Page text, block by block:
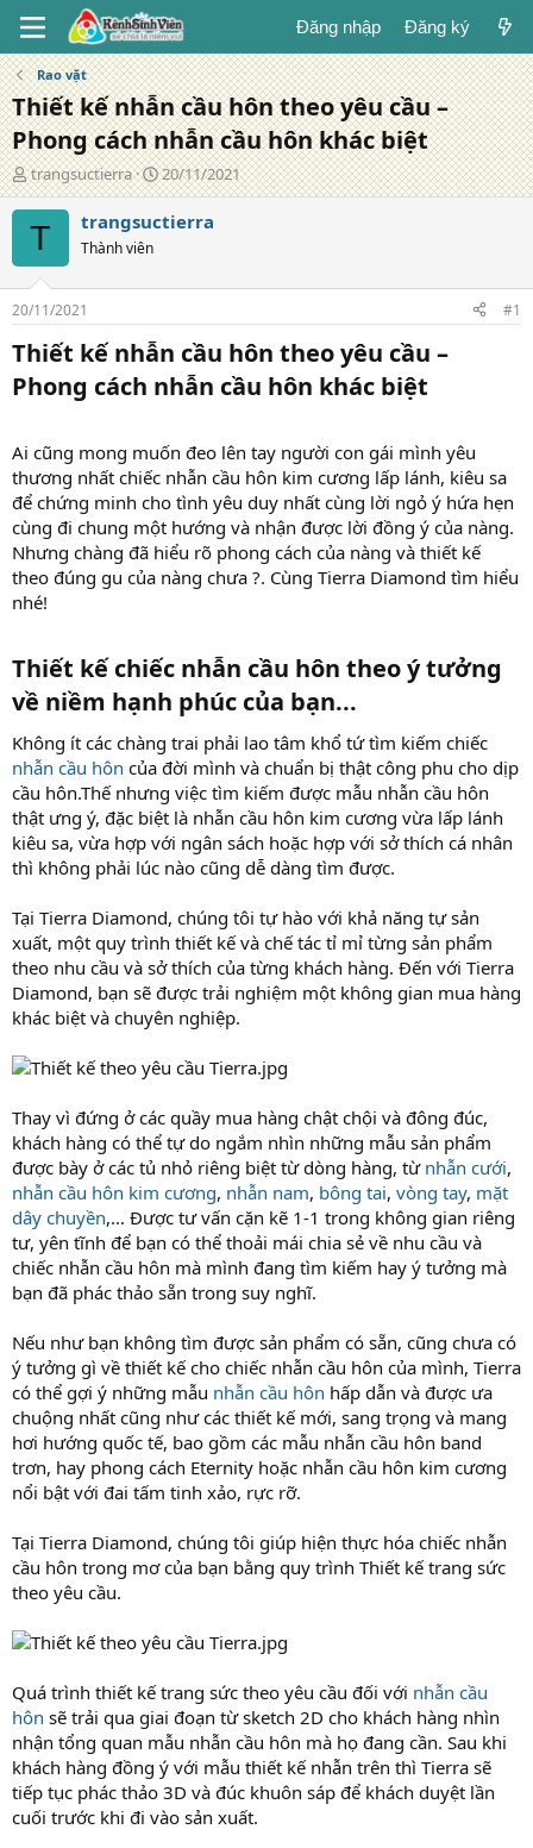
Đăng nhập Đăng ký
Rao vặt
Thiết kế nhẫn cầu hôn theo yêu cầu –
Phong cách nhẫn cầu hôn khác biệt
T
á
c
g
ả
trangsuctierra
N
g
à
g
20/11/2021
T trangsuctierra
Thành viên
20/11/2021 #1
Thiết kế nhẫn cầu hôn theo yêu cầu –
Phong cách nhẫn cầu hôn khác biệt​
Ai cũng mong muốn đeo lên tay người con gái mình yêu
thương nhất chiếc nhẫn cầu hôn kim cương lấp lánh, kiêu sa
để chứng minh cho tình yêu duy nhất cùng lời ngỏ ý hứa hẹn
cùng đi chung một hướng và nhận được lời đồng ý của nàng.
Nhưng chàng đã hiểu rõ phong cách của nàng và thiết kế
theo đúng gu của nàng chưa ?. Cùng Tierra Diamond tìm hiểu
nhé!
Thiết kế chiếc nhẫn cầu hôn theo ý tưởng
về niềm hạnh phúc của bạn...​
Không ít các chàng trai phải lao tâm khổ tứ tìm kiếm chiếc
nhẫn cầu hôn của đời mình và chuẩn bị thật công phu cho dịp
cầu hôn.Thế nhưng việc tìm kiếm được mẫu nhẫn cầu hôn
thật ưng ý, đặc biệt là nhẫn cầu hôn kim cương vừa lấp lánh
kiêu sa, vừa hợp với ngân sách hoặc hợp với sở thích cá nhân
thì không phải lúc nào cũng dễ dàng tìm được.
Tại Tierra Diamond, chúng tôi tự hào với khả năng tự sản
xuất, một quy trình thiết kế và chế tác tỉ mỉ từng sản phẩm
theo nhu cầu và sở thích của từng khách hàng. Đến với Tierra
Diamond, bạn sẽ được trải nghiệm một không gian mua hàng
khác biệt và chuyên nghiệp.
Thay vì đứng ở các quầy mua hàng chật chội và đông đúc,
khách hàng có thể tự do ngắm nhìn những mẫu sản phẩm
được bày ở các tủ nhỏ riêng biệt từ dòng hàng, từ nhẫn cưới,
nhẫn cầu hôn kim cương, nhẫn nam, bông tai, vòng tay, mặt
dây chuyền,... Được tư vấn cặn kẽ 1-1 trong không gian riêng
tư, yên tĩnh để bạn có thể thoải mái chia sẻ về nhu cầu và
chiếc nhẫn cầu hôn mà mình đang tìm kiếm hay ý tưởng mà
bạn đã phác thảo sẵn trong suy nghĩ.
Nếu như bạn không tìm được sản phẩm có sẵn, cũng chưa có
ý tưởng gì về thiết kế cho chiếc nhẫn cầu hôn của mình, Tierra
có thể gợi ý những mẫu nhẫn cầu hôn hấp dẫn và được ưa
chuộng nhất cũng như các thiết kế mới, sang trọng và mang
hơi hướng quốc tế, bao gồm các mẫu nhẫn cầu hôn band
trơn, hay phong cách Eternity hoặc nhẫn cầu hôn kim cương
nổi bật với đai tấm tinh xảo, rực rỡ.
Tại Tierra Diamond, chúng tôi giúp hiện thực hóa chiếc nhẫn
cầu hôn trong mơ của bạn bằng quy trình Thiết kế trang sức
theo yêu cầu.
Quá trình thiết kế trang sức theo yêu cầu đối với nhẫn cầu
hôn sẽ trải qua giai đoạn từ sketch 2D cho khách hàng nhìn
nhận tổng quan mẫu nhẫn cầu hôn mà họ đang cần. Sau khi
khách hàng đồng ý với mẫu thiết kế nhẫn trên thì Tierra sẽ
tiếp tục phác thảo 3D và đúc khuôn sáp để khách duyệt lần
cuối trước khi đi vào sản xuất.